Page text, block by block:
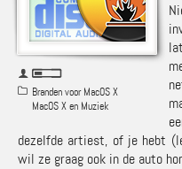
Branden voor MacOS X
MacOS X en Muziek
dezelfde artiest, of je hebt
wil ze graag ook in de auto